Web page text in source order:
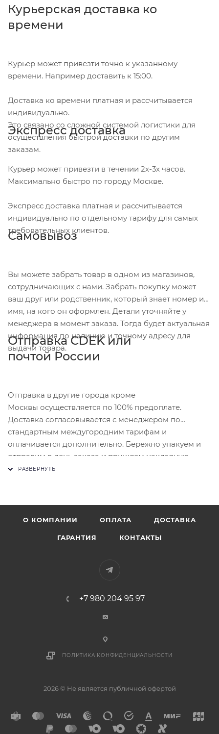
Курьерская доставка ко
времени
Курьер может привезти точно к указанному
времени. Например доставить к 15:00.
Доставка ко времени платная и рассчитывается
индивидуально.
Это связано со сложной системой логистики для
осуществления быстрой доставки по другим
заказам.
Экспресс доставка
Курьер может привезти в течении 2х-3х часов.
Максимально быстро по городу Москве.
Экспресс доставка платная и рассчитывается
индивидуально по отдельному тарифу для самых
требовательных клиентов.
Самовывоз
Вы можете забрать товар в одном из магазинов,
сотрудничающих с нами. Забрать покупку может
ваш друг или родственник, который знает номер и
имя, на кого он оформлен. Детали уточняйте у
менеджера в момент заказа. Тогда будет актуальная
информация по наличию и точному адресу для
выдачи товара.
Отправка CDEK или
почтой России
Отправка в другие города кроме
Москвы осуществляется по 100% предоплате.
Доставка согласовывается с менеджером по
стандартным междугородним тарифам и
оплачивается дополнительно. Бережно упакуем и
отправим в день заказа и пришлем накладную.
О КОМПАНИИ ОПЛАТА ДОСТАВКА
ГАРАНТИЯ КОНТАКТЫ
+7 980 204 95 97
ПОЛИТИКА КОНФИДЕНЦИАЛЬНОСТИ
2026 © Не является публичной офертой